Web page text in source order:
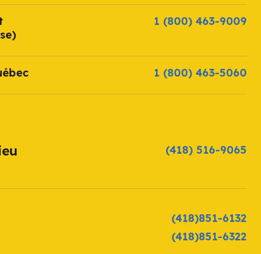
1 (800) 463-9009
1 (800) 463-5060
(418) 516-9065
(418)851-6132
(418)851-6322